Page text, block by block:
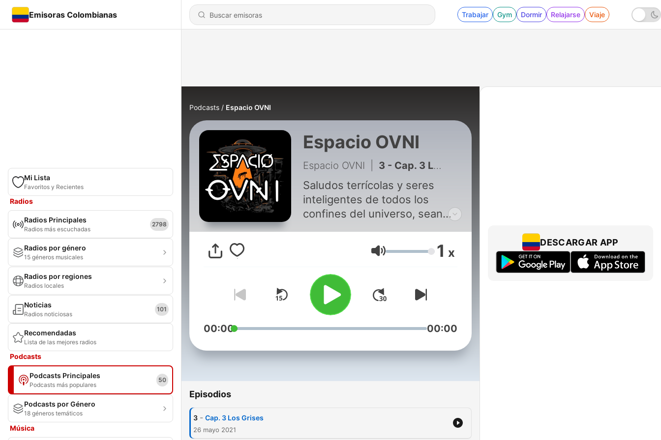
Emisoras Colombianas Trabajar Gym Dormir Relajarse Viaje
Mi Lista
Favoritos y Recientes
Radios
Radios Principales
Radios más escuchadas
2798
Radios por género
15 géneros musicales
Radios por regiones
Radios locales
Noticias
Radios noticiosas
101
Recomendadas
Lista de las mejores radios
Podcasts
Podcasts Principales
Podcasts más populares
50
Podcasts por Género
18 géneros temáticos
Música
Podcasts Espacio OVNI
Espacio OVNI
Espacio OVNI 3 - Cap. 3 Los Grises
Saludos terrícolas y seres
inteligentes de todos los
confines del universo, sean
el programa que abordará de
una manera muy particular el
una perspectiva acorde a
nuestra época. Hablaremos de
avistamientos OVNIS,
contactos extraterrestres,
históricos , la relación de éste
ancestrales y abordaremos
Volumen 1 x
00:00 00:00
Episodios
3 - Cap. 3 Los Grises
26 mayo 2021
DESCARGAR APP